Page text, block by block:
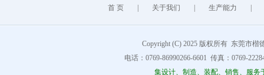
首 页 关于我们 生产能力
Copyright (C) 2025 版权所有 东莞市楷
电话：0769-86990266-6601 传真：0769-
集设计、制造、装配、销售、服